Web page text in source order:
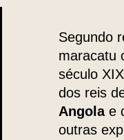
Segundo
maracatu
século
dos reis
Angolae
outras